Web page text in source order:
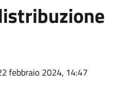
febbraio 2024, 14:47